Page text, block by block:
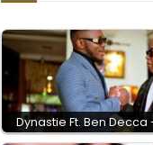
Dynastie Ft. Ben